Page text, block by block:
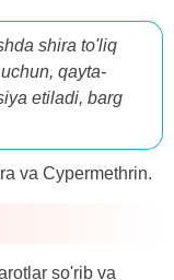
shira to'liq
qayta-
etiladi, barg
va Cypermethrin.
so'rib va